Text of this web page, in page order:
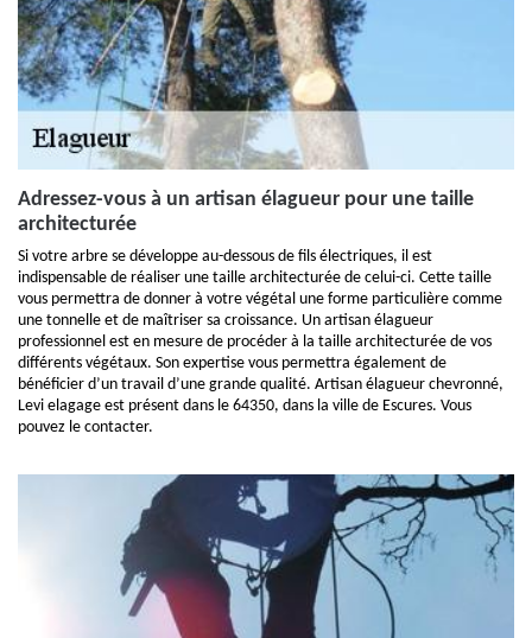
Adressez-vous à un artisan élagueur pour une taille
architecturée
Si votre arbre se développe au-dessous de fils électriques, il est
indispensable de réaliser une taille architecturée de celui-ci. Cette taille
vous permettra de donner à votre végétal une forme particulière comme
une tonnelle et de maîtriser sa croissance. Un artisan élagueur
professionnel est en mesure de procéder à la taille architecturée de vos
différents végétaux. Son expertise vous permettra également de
bénéficier d’un travail d’une grande qualité. Artisan élagueur chevronné,
Levi elagage est présent dans le 64350, dans la ville de Escures. Vous
pouvez le contacter.